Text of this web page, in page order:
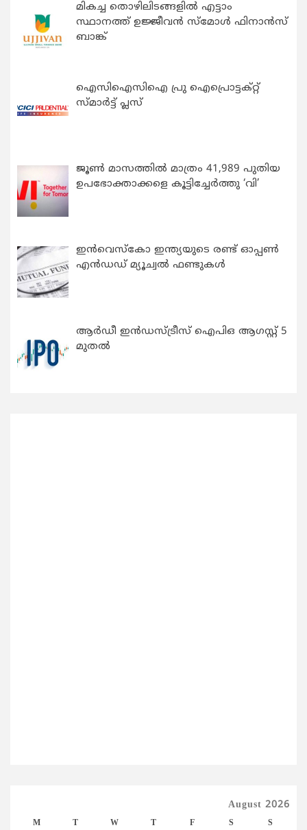
മികച്ച തൊഴിലിടങ്ങളിൽ എട്ടാം
സ്ഥാനത്ത് ഉജ്ജീവൻ സ്മോൾ ഫിനാൻസ്
ബാങ്ക്
ഐസിഐസിഐ പ്രു ഐപ്രൊട്ടക്റ്റ്
സ്മാർട്ട് പ്ലസ്
ജൂൺ മാസത്തിൽ മാത്രം 41,989 പുതിയ
ഉപഭോക്താക്കളെ കൂട്ടിച്ചേർത്തു ‘വി’
ഇന്‍വെസ്കോ ഇന്ത്യയുടെ രണ്ട് ഓപ്പണ്‍
എന്‍ഡഡ് മ്യൂച്വല്‍ ഫണ്ടുകള്‍
ആർഡീ ഇൻഡസ്ട്രീസ് ഐപിഒ ആഗസ്റ്റ് 5
മുതൽ
August 2026
M T W T F S S